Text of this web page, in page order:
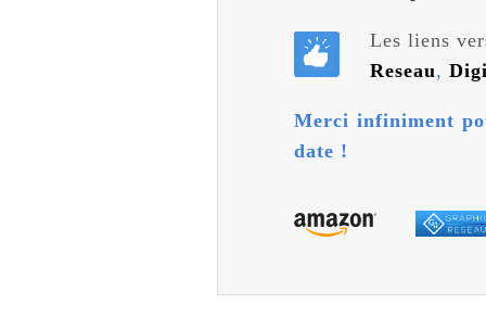
Les liens
Reseau,
Merci infiniment
date !